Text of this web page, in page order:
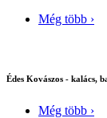
Még több ›
Édes Kovászos - kalács,
Még több ›